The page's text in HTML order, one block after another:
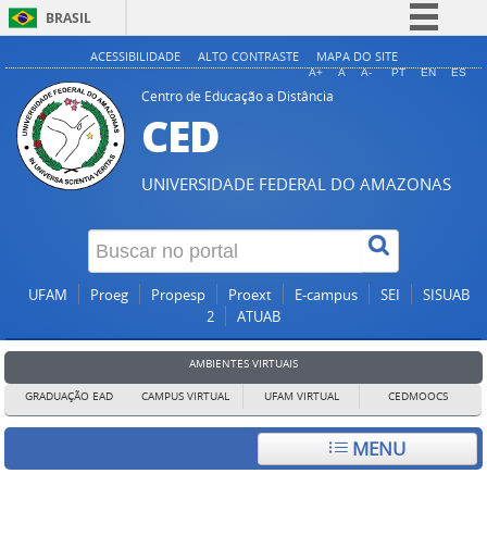
BRASIL
Simplifique!
Comunica BR
Legislação
Canais
ACESSIBILIDADE ALTO CONTRASTE MAPA DO SITE
A+ A A- PT EN ES
Centro de Educação a Distância
CED
UNIVERSIDADE FEDERAL DO AMAZONAS
UFAM Proeg Propesp Proext E-campus SEI
SISUAB
2
ATUAB
AMBIENTES VIRTUAIS
GRADUAÇÃO EAD CAMPUS VIRTUAL UFAM VIRTUAL CEDMOOCS
MENU